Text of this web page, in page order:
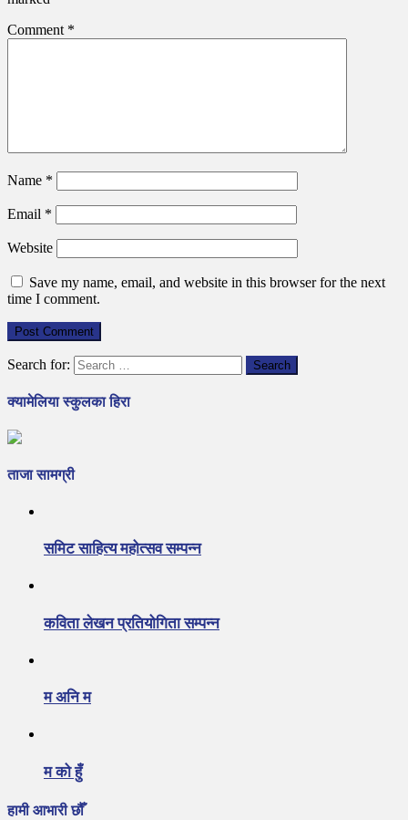
Comment *
Name *
Email *
Website
Save my name, email, and website in this browser for the next
time I comment.
Search for:
क्यामेलिया स्कुलका हिरा
ताजा सामग्री
समिट साहित्य महोत्सव सम्पन्न
कविता लेखन प्रतियोगिता सम्पन्न
म अनि म
म को हुँ
हामी आभारी छौँ